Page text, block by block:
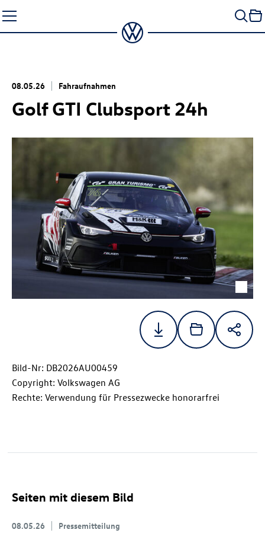
Seiteninhalt
springen
08.05.26 Fahraufnahmen
Golf GTI Clubsport 24h
Bild-Nr: DB2026AU00459
Copyright: Volkswagen AG
Rechte: Verwendung für Pressezwecke honorarfrei
Seiten mit diesem Bild
08.05.26 Pressemitteilung